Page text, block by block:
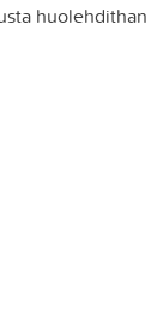
huolehdithan